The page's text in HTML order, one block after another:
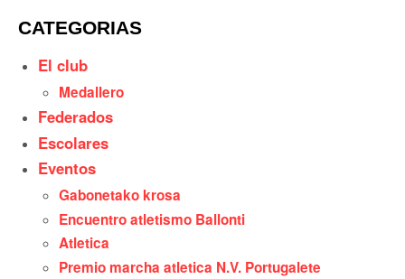
CATEGORIAS
El club
Medallero
Federados
Escolares
Eventos
Gabonetako krosa
Encuentro atletismo Ballonti
Atletica
Premio marcha atletica N.V. Portugalete